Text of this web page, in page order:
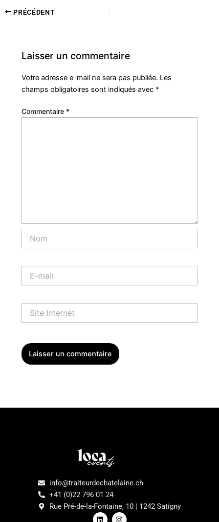
PRÉCÉDENT
Laisser un commentaire
Votre adresse e-mail ne sera pas publiée. Les
champs obligatoires sont indiqués avec *
Commentaire *
mail
Internet
info@traiteurdechatelaine.ch
+41 (0)22 796 01 24
Rue Pré-de-la-Fontaine, 10 | 1242 Satigny
L
I